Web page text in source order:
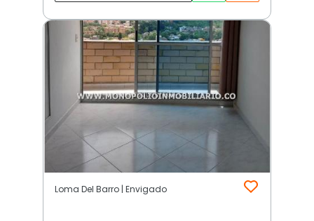
Loma Del Barro | Envigado